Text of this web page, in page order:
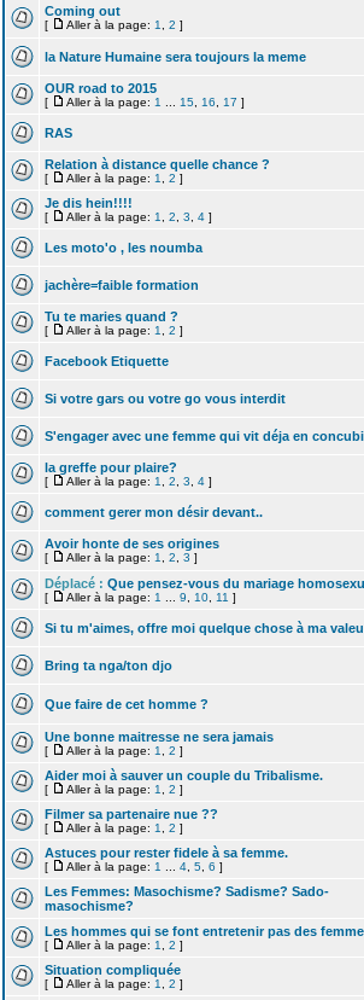
Coming out
[ Aller à la page: 1 2 ]
la Nature Humaine sera toujours la meme
OUR road to 2015
[ Aller à la page: 1 15 16 17 ]
RAS
Relation à distance quelle chance ?
[ Aller à la page: 1 2 ]
Je dis hein!!!!
[ Aller à la page: 1 2 3 4 ]
Les moto'o , les noumba
jachère=faible formation
Tu te maries quand ?
[ Aller à la page: 1 2 ]
Facebook Etiquette
Si votre gars ou votre go vous interdit
S'engager avec une femme qui vit déja en
la greffe pour plaire?
[ Aller à la page: 1 2 3 4 ]
comment gerer mon désir devant..
Avoir honte de ses origines
[ Aller à la page: 1 2 3 ]
Déplacé : Que pensez-vous du mariage
[ Aller à la page: 1 9 10 11 ]
Si tu m'aimes, offre moi quelque chose à ma
Bring ta nga/ton djo
Que faire de cet homme ?
Une bonne maitresse ne sera jamais
[ Aller à la page: 1 2 ]
Aider moi à sauver un couple du Tribalisme.
[ Aller à la page: 1 2 ]
Filmer sa partenaire nue ??
[ Aller à la page: 1 2 ]
Astuces pour rester fidele à sa femme.
[ Aller à la page: 1 4 5 6 ]
Les Femmes: Masochisme? Sadisme? Sado-
masochisme?
Les hommes qui se font entretenir pas des
[ Aller à la page: 1 2 ]
Situation compliquée
[ Aller à la page: 1 2 ]